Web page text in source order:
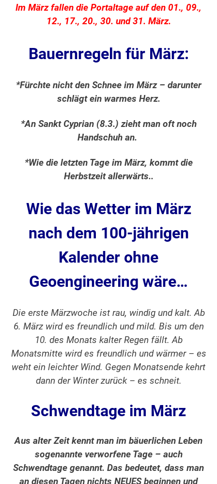
Im März fallen die Portaltage auf den 01., 09.,
12., 17., 20., 30. und 31. März.
Bauernregeln für März:
*Fürchte nicht den Schnee im März – darunter
schlägt ein warmes Herz.
*An Sankt Cyprian (8.3.) zieht man oft noch
Handschuh an.
*Wie die letzten Tage im März, kommt die
Herbstzeit allerwärts..
Wie das Wetter im März
nach dem 100-jährigen
Kalender ohne
Geoengineering wäre…
Die erste Märzwoche ist rau, windig und kalt. Ab
6. März wird es freundlich und mild. Bis um den
10. des Monats kalter Regen fällt. Ab
Monatsmitte wird es freundlich und wärmer – es
weht ein leichter Wind. Gegen Monatsende kehrt
dann der Winter zurück – es schneit.
Schwendtage im März
Aus alter Zeit kennt man im bäuerlichen Leben
sogenannte verworfene Tage – auch
Schwendtage genannt. Das bedeutet, dass man
an diesen Tagen nichts NEUES beginnen und